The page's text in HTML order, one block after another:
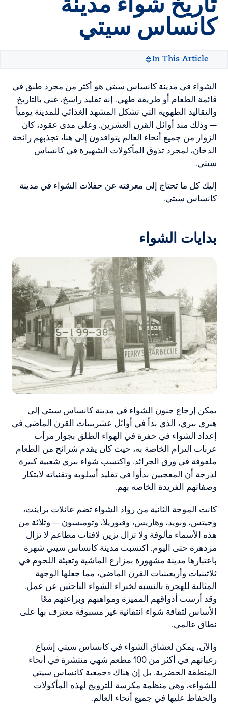
كانساس سيتي
In This Article
الشواء في مدينة كانساس سيتي هو أكثر من مجرد طبق في
قائمة الطعام أو طريقة طهي. إنه تقليد راسخ، غني بالتاريخ
والتقاليد الطهوية التي تشكل المشهد الغذائي للمدينة يومياً
— وذلك منذ أوائل القرن العشرين. وعلى مدى عقود، كان
الزوار من جميع أنحاء العالم يتوافدون إلى هنا، تجذبهم رائحة
الدخان، لمجرد تذوق المأكولات الشهيرة في كانساس
سيتي.
إليك كل ما تحتاج إلى معرفته عن حفلات الشواء في مدينة
كانساس سيتي.
بدايات الشواء
يمكن إرجاع جنون الشواء في مدينة كانساس سيتي إلى
هنري بيري، الذي بدأ في أوائل عشرينيات القرن الماضي في
إعداد الشواء في حفرة في الهواء الطلق بجوار مرآب
عربات الترام الخاصة به، حيث كان يقدم شرائح من الطعام
ملفوفة في ورق الجرائد. واكتسب شواء بيري شعبية كبيرة
لدرجة أن المعجبين بدأوا في تقليد أسلوبه وتقنياته لابتكار
وصفاتهم الفريدة الخاصة بهم.
كانت الموجة الثانية من رواد الشواء تضم عائلات براينت،
وجيتس، وبويد، وهاريس، وفيوريلا، وتومبسون — وثلاثة من
هذه الأسماء مألوفة ولا تزال تزين لافتات مطاعم لا تزال
مزدهرة حتى اليوم. اكتسبت مدينة كانساس سيتي شهرة
باعتبارها مدينة مشهورة بمزارع الماشية وتعبئة اللحوم في
ثلاثينيات وأربعينيات القرن الماضي، مما جعلها الوجهة
المثالية للهجرة بالنسبة لخبراء الشواء الباحثين عن عمل.
وقد أرست أذواقهم المميزة ومواهبهم وبراعتهم معًا
الأساس لثقافة شواء انتقائية غير مسبوقة معترف بها على
نطاق عالمي.
والآن، يمكن لعشاق الشواء في كانساس سيتي إشباع
رغباتهم في أكثر من 100 مطعم شهي منتشرة في أنحاء
المنطقة الحضرية. بل إن هناك «جمعية كانساس سيتي
للشواء»، وهي منظمة مكرسة للترويج لهذه المأكولات
والحفاظ عليها في جميع أنحاء العالم.